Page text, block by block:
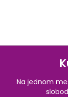
Na jednom